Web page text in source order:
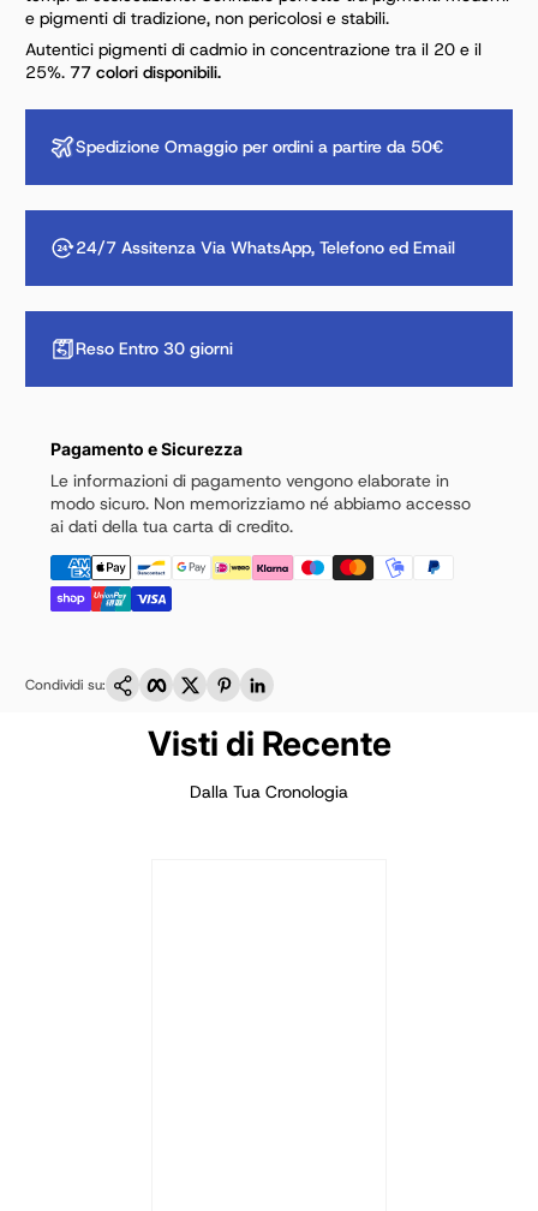
e pigmenti di tradizione, non pericolosi e stabili.
Autentici pigmenti di cadmio in concentrazione tra il 20 e il
25%. 77 colori disponibili.
Spedizione Omaggio per ordini a partire da 50€
24/7 Assitenza Via WhatsApp, Telefono ed Email
Reso Entro 30 giorni
Pagamento e Sicurezza
Le informazioni di pagamento vengono elaborate in
modo sicuro. Non memorizziamo né abbiamo accesso
ai dati della tua carta di credito.
Condividi su:
Copia linkFacebook
TwitterPinterestLinkedIn
Visti di Recente
Dalla Tua Cronologia